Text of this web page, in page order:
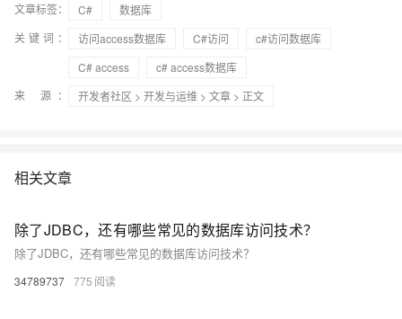
文章标签： C#
数据库
关键词：
访问access数据库 C#访问
c#访问数据库
C# access
c# access数据库
来 源：
开发者社区 > 开发与运维 > 文章 > 正文
相关文章
除了JDBC，还有哪些常见的数据库访问技术？
除了JDBC，还有哪些常见的数据库访问技术？
34789737 775